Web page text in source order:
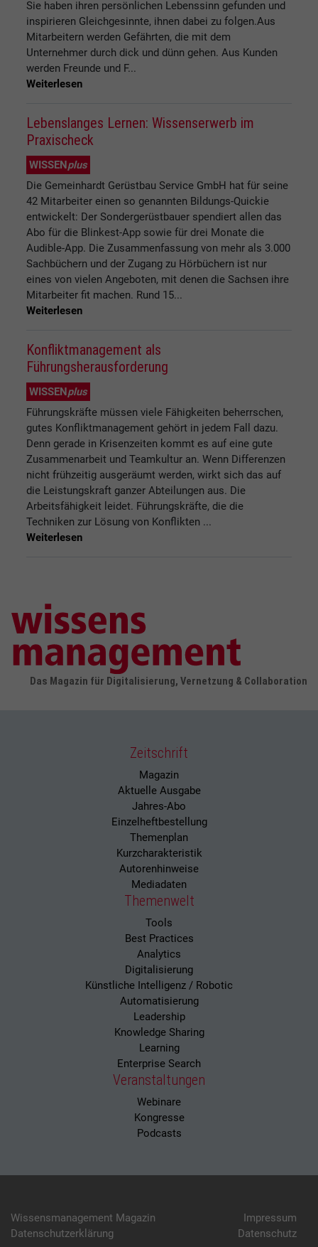
Sie haben ihren persönlichen Lebenssinn gefunden und
inspirieren Gleichgesinnte, ihnen dabei zu folgen.Aus
Mitarbeitern werden Gefährten, die mit dem
Unternehmer durch dick und dünn gehen. Aus Kunden
werden Freunde und F...
Weiterlesen
Lebenslanges Lernen: Wissenserwerb im
Praxischeck
WISSENplus
Die Gemeinhardt Gerüstbau Service GmbH hat für seine
42 Mitarbeiter einen so genannten Bildungs-Quickie
entwickelt: Der Sondergerüstbauer spendiert allen das
Abo für die Blinkest-App sowie für drei Monate die
Audible-App. Die Zusammenfassung von mehr als 3.000
Sachbüchern und der Zugang zu Hörbüchern ist nur
eines von vielen Angeboten, mit denen die Sachsen ihre
Mitarbeiter fit machen. Rund 15...
Weiterlesen
Konfliktmanagement als
Führungsherausforderung
WISSENplus
Führungskräfte müssen viele Fähigkeiten beherrschen,
gutes Konfliktmanagement gehört in jedem Fall dazu.
Denn gerade in Krisenzeiten kommt es auf eine gute
Zusammenarbeit und Teamkultur an. Wenn Differenzen
nicht frühzeitig ausgeräumt werden, wirkt sich das auf
die Leistungskraft ganzer Abteilungen aus. Die
Arbeitsfähigkeit leidet. Führungskräfte, die die
Techniken zur Lösung von Konflikten ...
Weiterlesen
Das Magazin für Digitalisierung, Vernetzung & Collaboration
Zeitschrift
Magazin
Aktuelle Ausgabe
Jahres-Abo
Einzelheftbestellung
Themenplan
Kurzcharakteristik
Autorenhinweise
Mediadaten
Themenwelt
Tools
Best Practices
Analytics
Digitalisierung
Künstliche Intelligenz / Robotic
Automatisierung
Leadership
Knowledge Sharing
Learning
Enterprise Search
Veranstaltungen
Webinare
Kongresse
Podcasts
Wissensmanagement Magazin
Impressum
Datenschutzerklärung
Datenschutz